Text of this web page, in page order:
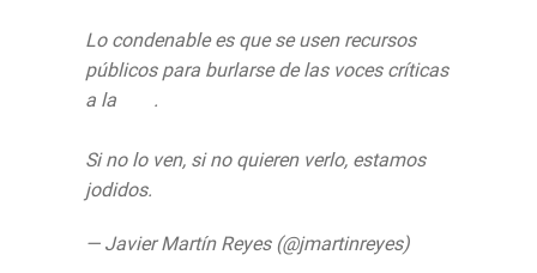
Lo condenable es que se usen recursos
públicos para burlarse de las voces críticas
a la
.
Si no lo ven, si no quieren verlo, estamos
jodidos.
— Javier Martín Reyes (@jmartinreyes)